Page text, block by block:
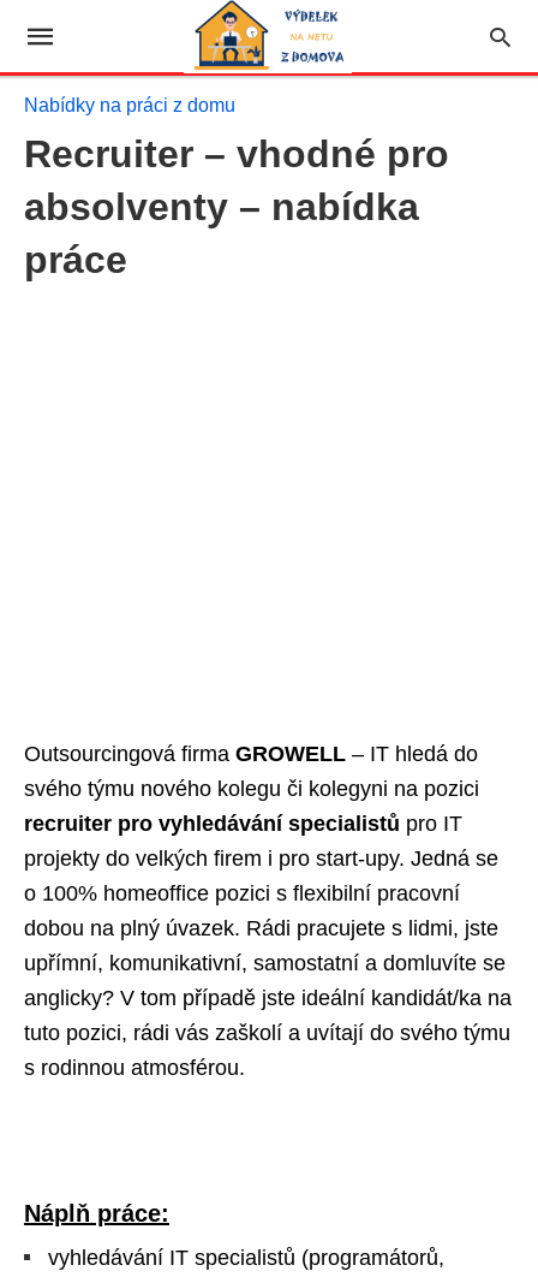
Nabídky na práci z domu
Recruiter – vhodné pro
absolventy – nabídka
práce
Outsourcingová firma GROWELL – IT hledá do
svého týmu nového kolegu či kolegyni na pozici
recruiter pro vyhledávání specialistů pro IT
projekty do velkých firem i pro start-upy. Jedná se
o 100% homeoffice pozici s flexibilní pracovní
dobou na plný úvazek. Rádi pracujete s lidmi, jste
upřímní, komunikativní, samostatní a domluvíte se
anglicky? V tom případě jste ideální kandidát/ka na
tuto pozici, rádi vás zaškolí a uvítají do svého týmu
s rodinnou atmosférou.
Náplň práce:
vyhledávání IT specialistů (programátorů,